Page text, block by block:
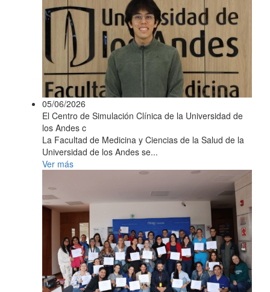
05/06/2026
El Centro de Simulación Clínica de la Universidad de
los Andes c
La Facultad de Medicina y Ciencias de la Salud de la
Universidad de los Andes se...
Ver más